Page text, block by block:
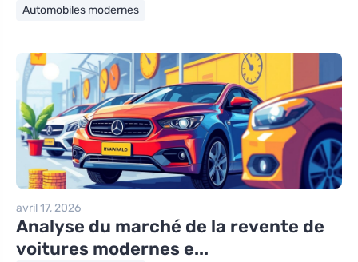
Automobiles modernes
avril 17, 2026
Analyse du marché de la revente de
voitures modernes e...